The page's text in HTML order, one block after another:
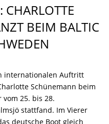
CHARLOTTE
BEIM BALTIC
internationalen Auftritt
Schünemann beim
25. bis 28.
stattfand. Im Vierer
deutsche Boot gleich